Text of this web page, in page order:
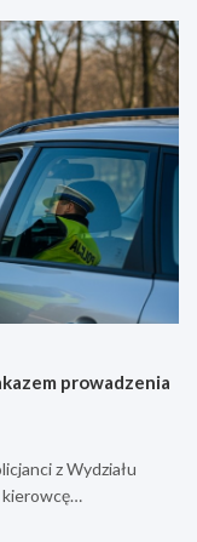
prowadzenia
z Wydziału
kierowcę…